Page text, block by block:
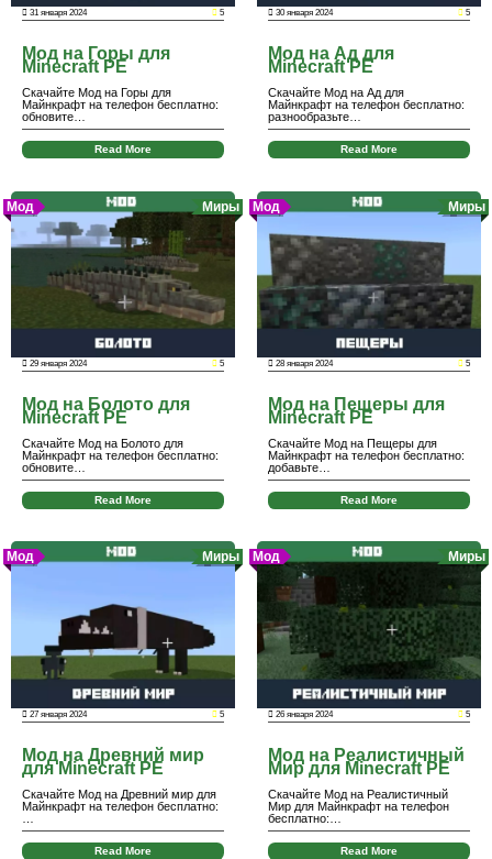
31 января 2024 5
Мод на Горы для
Minecraft PE
Скачайте Мод на Горы для
Майнкрафт на телефон бесплатно:
обновите…
Read More
30 января 2024 5
Мод на Ад для
Minecraft PE
Скачайте Мод на Ад для
Майнкрафт на телефон бесплатно:
разнообразьте…
Read More
Мод Миры
29 января 2024 5
Мод на Болото для
Minecraft PE
Скачайте Мод на Болото для
Майнкрафт на телефон бесплатно:
обновите…
Read More
Мод Миры
28 января 2024 5
Мод на Пещеры для
Minecraft PE
Скачайте Мод на Пещеры для
Майнкрафт на телефон бесплатно:
добавьте…
Read More
Мод Миры
27 января 2024 5
Мод на Древний мир
для Minecraft PE
Скачайте Мод на Древний мир для
Майнкрафт на телефон бесплатно:
Read More
Мод Миры
26 января 2024 5
Мод на Реалистичный
Мир для Minecraft PE
Скачайте Мод на Реалистичный
Мир для Майнкрафт на телефон
бесплатно:…
Read More